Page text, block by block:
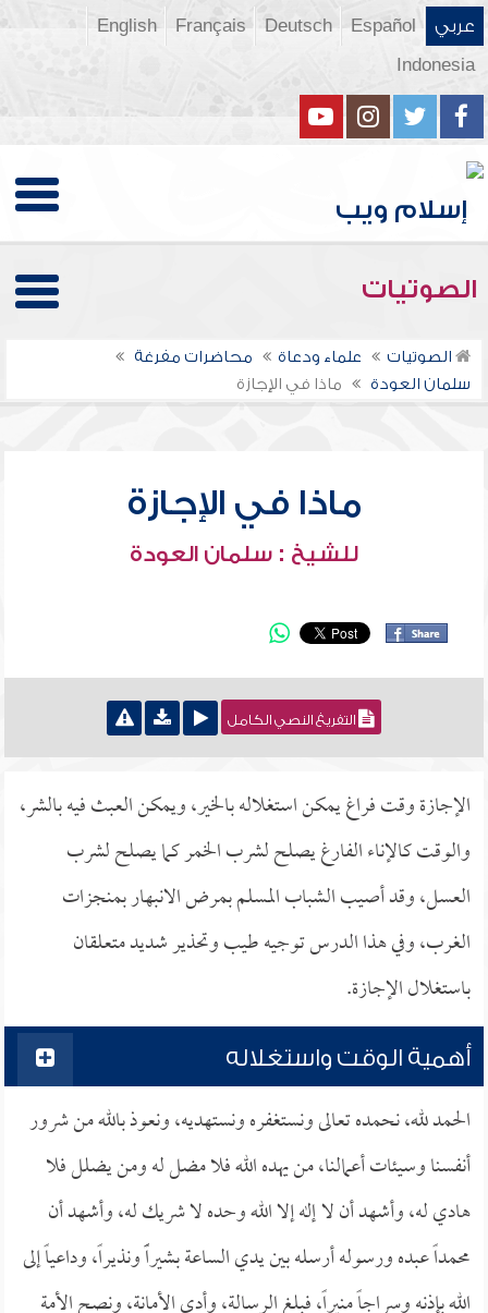
عربي Español
Deutsch
Français
English
Indonesia
الصوتيات
الصوتيات علماء ودعاة
محاضرات مفرغة
سلمان العودة
ماذا في الإجازة
ماذا في الإجازة
للشيخ : سلمان العودة
التفريغ النصي الكامل
الإجازة وقت فراغ يمكن استغلاله بالخير، ويمكن العبث فيه بالشر،
والوقت كالإناء الفارغ يصلح لشرب الخمر كما يصلح لشرب
العسل، وقد أصيب الشباب المسلم بمرض الانبهار بمنجزات
الغرب، وفي هذا الدرس توجيه طيب وتحذير شديد متعلقان
باستغلال الإجازة.
أهمية الوقت واستغلاله
الحمد لله، نحمده تعالى ونستغفره ونستهديه، ونعوذ بالله من شرور
أنفسنا وسيئات أعمالنا، من يهده الله فلا مضل له ومن يضلل فلا
هادي له، وأشهد أن لا إله إلا الله وحده لا شريك له، وأشهد أن
محمداً عبده ورسوله أرسله بين يدي الساعة بشيراًً ونذيراً، وداعياً إلى